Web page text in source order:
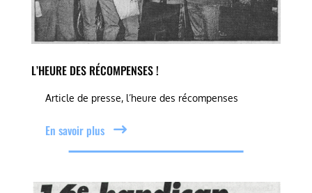
L’HEURE DES RÉCOMPENSES !
Article de presse, l’heure des récompenses
En savoir plus